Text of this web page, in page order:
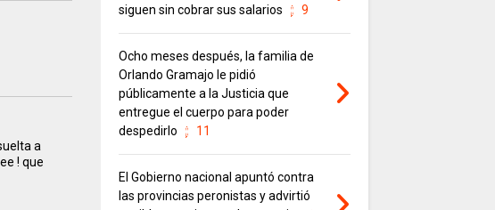
a
! que
siguen sin cobrar sus salarios
9
Ocho meses después, la familia de
Orlando Gramajo le pidió
públicamente a la Justicia que
entregue el cuerpo para poder
despedirlo
11
El Gobierno nacional apuntó contra
las provincias peronistas y advirtió